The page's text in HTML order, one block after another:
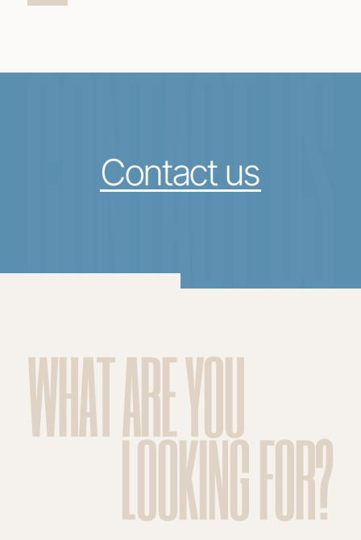
CONTACT US
Contact us
WHAT ARE YOU
LOOKING FOR?